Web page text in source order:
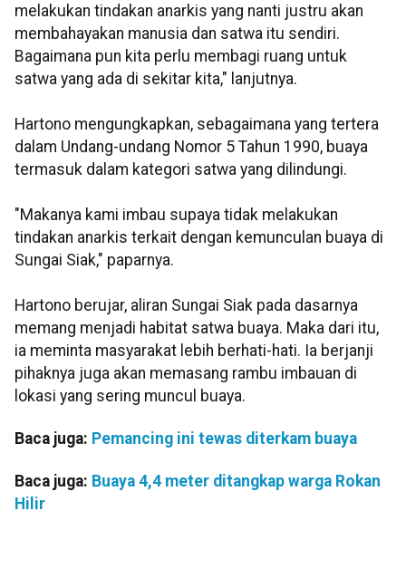
melakukan tindakan anarkis yang nanti justru akan
membahayakan manusia dan satwa itu sendiri.
Bagaimana pun kita perlu membagi ruang untuk
satwa yang ada di sekitar kita," lanjutnya.
Hartono mengungkapkan, sebagaimana yang tertera
dalam Undang-undang Nomor 5 Tahun 1990, buaya
termasuk dalam kategori satwa yang dilindungi.
"Makanya kami imbau supaya tidak melakukan
tindakan anarkis terkait dengan kemunculan buaya di
Sungai Siak," paparnya.
Hartono berujar, aliran Sungai Siak pada dasarnya
memang menjadi habitat satwa buaya. Maka dari itu,
ia meminta masyarakat lebih berhati-hati. Ia berjanji
pihaknya juga akan memasang rambu imbauan di
lokasi yang sering muncul buaya.
Baca juga: Pemancing ini tewas diterkam buaya
Baca juga: Buaya 4,4 meter ditangkap warga Rokan
Hilir